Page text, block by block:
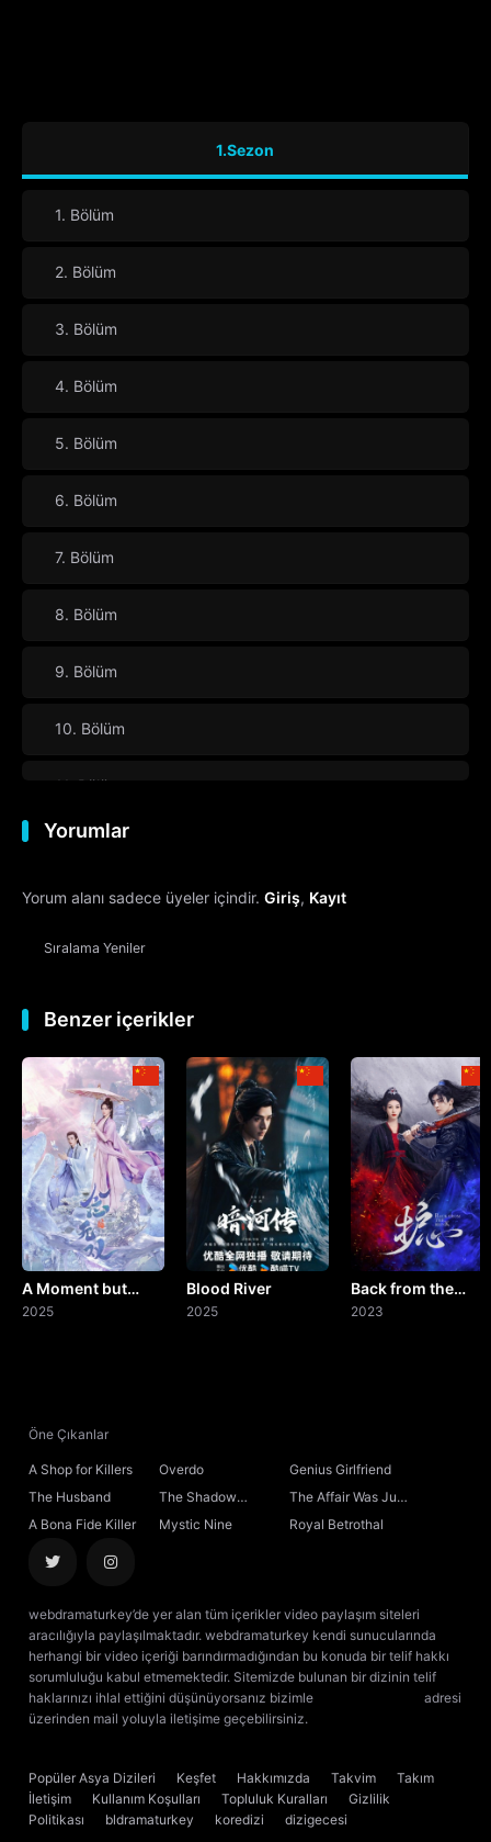
1.Sezon
1. Bölüm
2. Bölüm
3. Bölüm
4. Bölüm
5. Bölüm
6. Bölüm
7. Bölüm
8. Bölüm
9. Bölüm
10. Bölüm
11. Bölüm
12. Bölüm
13. Bölüm
14. Bölüm
15. Bölüm
16. Bölüm
17. Bölüm
18. Bölüm
19. Bölüm
20. Bölüm
23. Bölüm
24. Bölüm
26. Bölüm
27. Bölüm
29. Bölüm
Yorumlar
Yorum alanı sadece üyeler içindir. Giriş, Kayıt
Sıralama Yeniler
Benzer içerikler
A Moment but
Forever
2025
Blood River
2025
Back from the
Brink
2023
Öne Çıkanlar
A Shop for Killers Overdo
Genius Girlfriend
The Husband
The Shadow
Sovereign
The Affair Was Just
the Beginning
A Bona Fide Killer Mystic Nine Royal Betrothal
webdramaturkey’de yer alan tüm içerikler video paylaşım siteleri
aracılığıyla paylaşılmaktadır. webdramaturkey kendi sunucularında
herhangi bir video içeriği barındırmadığından bu konuda bir telif hakkı
sorumluluğu kabul etmemektedir. Sitemizde bulunan bir dizinin telif
haklarınızı ihlal ettiğini düşünüyorsanız bizimle
adresi
üzerinden mail yoluyla iletişime geçebilirsiniz.
Popüler Asya Dizileri Keşfet Hakkımızda Takvim
Takım
İletişim
Kullanım Koşulları Topluluk Kuralları
Gizlilik
Politikası
bldramaturkey koredizi
dizigecesi